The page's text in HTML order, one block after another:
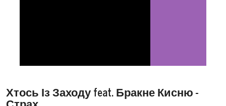
Хтось Із Заходу feat. Бракне Кисню -